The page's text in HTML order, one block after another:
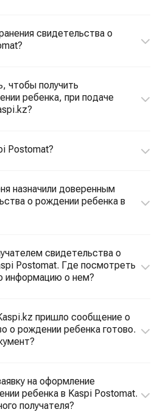
свидетельства о
чтобы получить
ребенка, при подаче
Postomat?
назначили доверенным
о рождении ребенка в
свидетельства о
Postomat. Где посмотреть
информацию о нем?
пришло сообщение о
о рождении ребенка готово.
на оформление
ребенка в Kaspi Postomat.
получателя?